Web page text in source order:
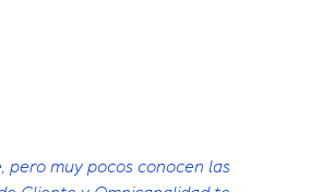
pero muy pocos conocen las